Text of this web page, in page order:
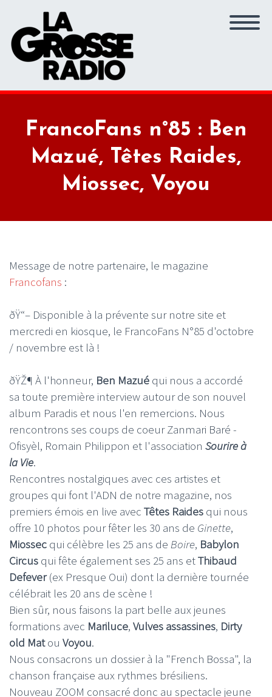
FrancoFans n°85 : Ben
Mazué, Têtes Raides,
Miossec, Voyou
Message de notre partenaire, le magazine
Francofans :
ðŸ“– Disponible à la prévente sur notre site et
mercredi en kiosque, le FrancoFans N°85 d'octobre
/ novembre est là !
ðŸŽ¶ À l'honneur, Ben Mazué qui nous a accordé
sa toute première interview autour de son nouvel
album Paradis et nous l'en remercions. Nous
rencontrons ses coups de coeur Zanmari Baré -
Ofisyèl, Romain Philippon et l'association Sourire à
la Vie.
Rencontres nostalgiques avec ces artistes et
groupes qui font l'ADN de notre magazine, nos
premiers émois en live avec Têtes Raides qui nous
offre 10 photos pour fêter les 30 ans de Ginette,
Miossec qui célèbre les 25 ans de Boire, Babylon
Circus qui fête également ses 25 ans etThibaud
Defever(ex Presque Oui) dont la dernière tournée
célébrait les 20 ans de scène !
Bien sûr, nous faisons la part belle aux jeunes
formations avec Mariluce, Vulves assassines, Dirty
old Matou Voyou.
Nous consacrons un dossier à la "French Bossa", la
chanson française aux rythmes brésiliens.
Nouveau ZOOM consacré donc au spectacle jeune